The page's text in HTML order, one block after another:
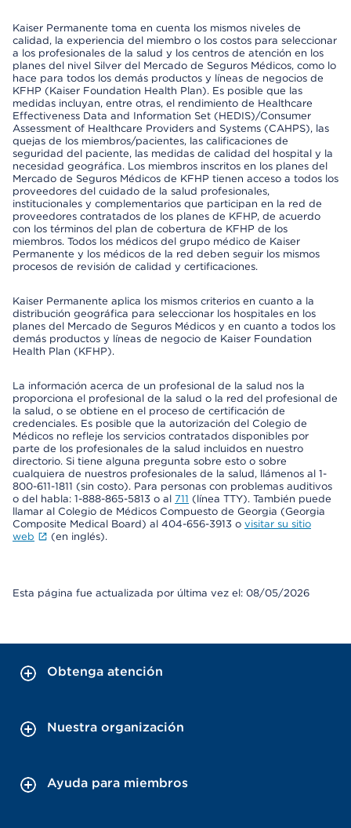
Kaiser Permanente toma en cuenta los mismos niveles de
calidad, la experiencia del miembro o los costos para seleccionar
a los profesionales de la salud y los centros de atención en los
planes del nivel Silver del Mercado de Seguros Médicos, como lo
hace para todos los demás productos y líneas de negocios de
KFHP (Kaiser Foundation Health Plan). Es posible que las
medidas incluyan, entre otras, el rendimiento de Healthcare
Effectiveness Data and Information Set (HEDIS)/Consumer
Assessment of Healthcare Providers and Systems (CAHPS), las
quejas de los miembros/pacientes, las calificaciones de
seguridad del paciente, las medidas de calidad del hospital y la
necesidad geográfica. Los miembros inscritos en los planes del
Mercado de Seguros Médicos de KFHP tienen acceso a todos los
proveedores del cuidado de la salud profesionales,
institucionales y complementarios que participan en la red de
proveedores contratados de los planes de KFHP, de acuerdo
con los términos del plan de cobertura de KFHP de los
miembros. Todos los médicos del grupo médico de Kaiser
Permanente y los médicos de la red deben seguir los mismos
procesos de revisión de calidad y certificaciones.
Kaiser Permanente aplica los mismos criterios en cuanto a la
distribución geográfica para seleccionar los hospitales en los
planes del Mercado de Seguros Médicos y en cuanto a todos los
demás productos y líneas de negocio de Kaiser Foundation
Health Plan (KFHP).
La información acerca de un profesional de la salud nos la
proporciona el profesional de la salud o la red del profesional de
la salud, o se obtiene en el proceso de certificación de
credenciales. Es posible que la autorización del Colegio de
Médicos no refleje los servicios contratados disponibles por
parte de los profesionales de la salud incluidos en nuestro
directorio. Si tiene alguna pregunta sobre esto o sobre
cualquiera de nuestros profesionales de la salud, llámenos al 1-
800-611-1811 (sin costo). Para personas con problemas auditivos
o del habla: 1-888-865-5813 o al 711 (línea TTY). También puede
llamar al Colegio de Médicos Compuesto de Georgia (Georgia
Composite Medical Board) al 404-656-3913 o visitar su sitio
web
(en inglés).
Esta página fue actualizada por última vez el: 08/05/2026
Obtenga atención
Nuestra organización
Ayuda para miembros